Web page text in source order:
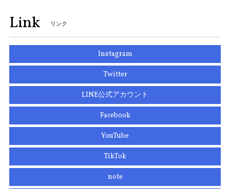
Link リンク
Instagram
Twitter
LINE公式アカウント
Facebook
YouTube
TikTok
note